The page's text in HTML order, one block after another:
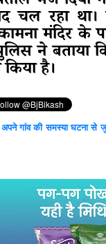
चल रहा
मंदिर के
ने बताया
किया है।
गांव की समस्या घटना